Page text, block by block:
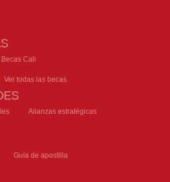
Becas Cali
Ver todas las becas
Alianzas estratégicas
Guía de apostilla